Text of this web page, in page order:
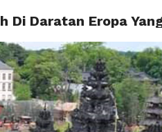
PERISTIWA HIBURAN
Daratan Eropa